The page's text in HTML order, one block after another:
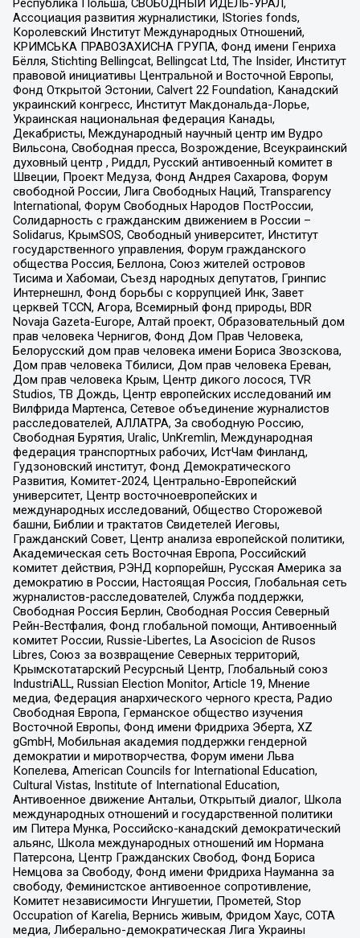
Республика Польша, СВОБОДНЫЙ ИДЕЛЬ-УРАЛ,
Ассоциация развития журналистики, IStories fonds,
Королевский Институт Международных Отношений,
КРИМСЬКА ПРАВОЗАХИСНА ГРУПА, Фонд имени Генриха
Бёлля, Stichting Bellingcat, Bellingcat Ltd, The Insider, Институт
правовой инициативы Центральной и Восточной Европы,
Фонд Открытой Эстонии, Calvert 22 Foundation, Канадский
украинский конгресс, Институт Макдональда-Лорье,
Украинская национальная федерация Канады,
Декабристы, Международный научный центр им Вудро
Вильсона, Свободная пресса, Возрождение, Всеукраинский
духовный центр , Риддл, Русский антивоенный комитет в
Швеции, Проект Медуза, Фонд Андрея Сахарова, Форум
свободной России, Лига Свободных Наций, Transparеncy
International, Форум Свободных Народов ПостРоссии,
Солидарность с гражданским движением в России –
Solidarus, КрымSOS, Свободный университет, Институт
государственного управления, Форум гражданского
общества Россия, Беллона, Союз жителей островов
Тисима и Хабомаи, Съезд народных депутатов, Гринпис
Интернешнл, Фонд борьбы с коррупцией Инк, Завет
церквей TCCN, Агора, Всемирный фонд природы, BDR
Novaja Gazeta-Europe, Алтай проект, Образовательный дом
прав человека Чернигов, Фонд Дом Прав Человека,
Белорусский дом прав человека имени Бориса Звозскова,
Дом прав человека Тбилиси, Дом прав человека Ереван,
Дом прав человека Крым, Центр дикого лосося, TVR
Studios, ТВ Дождь, Центр европейских исследований им
Вилфрида Мартенса, Сетевое объединение журналистов
расследователей, АЛЛАТРА, За свободную Россию,
Свободная Бурятия, Uralic, UnKremlin, Международная
федерация транспортных рабочих, ИстЧам Финланд,
Гудзоновский институт, Фонд Демократического
Развития, Комитет-2024, Центрально-Европейский
университет, Центр восточноевропейских и
международных исследований, Общество Сторожевой
башни, Библии и трактатов Свидетелей Иеговы,
Гражданский Совет, Центр анализа европейской политики,
Академическая сеть Восточная Европа, Российский
комитет действия, РЭНД корпорейшн, Русская Америка за
демократию в России, Настоящая Россия, Глобальная сеть
журналистов-расследователей, Служба поддержки,
Свободная Россия Берлин, Свободная Россия Северный
Рейн-Вестфалия, Фонд глобальной помощи, Антивоенный
комитет России, Russie-Libertes, La Asocicion de Rusos
Libres, Союз за возвращение Северных территорий,
Крымскотатарский Ресурсный Центр, Глобальный союз
IndustriALL, Russian Election Monitor, Article 19, Мнение
медиа, Федерация анархического черного креста, Радио
Свободная Европа, Германское общество изучения
Восточной Европы, Фонд имени Фридриха Эберта, XZ
gGmbH, Мобильная академия поддержки гендерной
демократии и миротворчества, Форум имени Льва
Копелева, American Councils for International Education,
Cultural Vistas, Institute of International Education,
Антивоенное движение Антальи, Открытый диалог, Школа
международных отношений и государственной политики
им Питера Мунка, Российско-канадский демократический
альянс, Школа международных отношений им Нормана
Патерсона, Центр Гражданских Свобод, Фонд Бориса
Немцова за Свободу, Фонд имени Фридриха Науманна за
свободу, Феминистское антивоенное сопротивление,
Комитет независимости Ингушетии, Прометей, Stop
Occupation of Karelia, Вернись живым, Фридом Хаус, СОТА
медиа, Либерально-демократическая Лига Украины